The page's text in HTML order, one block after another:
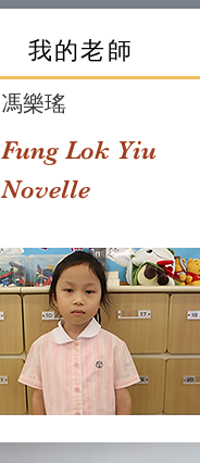
我的老師
馮樂瑤
Fung Lok Yiu
Novelle